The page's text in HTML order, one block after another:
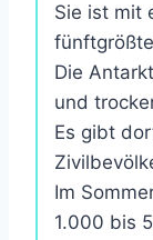
Sie ist mit
Die
und
Es gibt
Im
1.000 bis